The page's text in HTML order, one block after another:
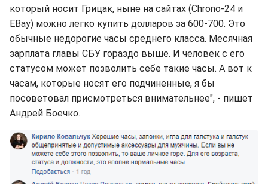
который носит Грицак, ныне на сайтах (Chrono-24 и
EBay) можно легко купить долларов за 600-700. Это
обычные недорогие часы среднего класса. Месячная
зарплата главы СБУ гораздо выше. И человек с его
статусом может позволить себе такие часы. А вот к
часам, которые носят его подчиненные, я бы
посоветовал присмотреться внимательнее", - пишет
Андрей Боечко.